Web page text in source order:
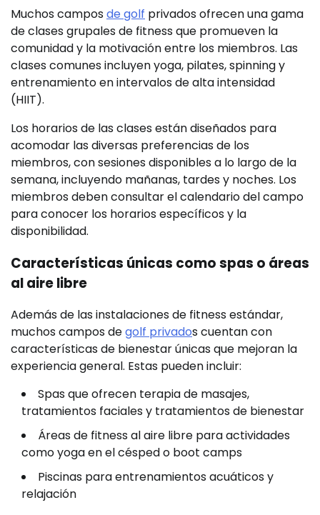
Muchos camposde golf privados ofrecen una gama
de clases grupales de fitness que promueven la
comunidad y la motivación entre los miembros. Las
clases comunes incluyen yoga, pilates, spinning y
entrenamiento en intervalos de alta intensidad
(HIIT).
Los horarios de las clases están diseñados para
acomodar las diversas preferencias de los
miembros, con sesiones disponibles a lo largo de la
semana, incluyendo mañanas, tardes y noches. Los
miembros deben consultar el calendario del campo
para conocer los horarios específicos y la
disponibilidad.
Características únicas como spas o áreas
al aire libre
Además de las instalaciones de fitness estándar,
muchos campos degolf privados cuentan con
características de bienestar únicas que mejoran la
experiencia general. Estas pueden incluir:
Spas que ofrecen terapia de masajes,
tratamientos faciales y tratamientos de bienestar
Áreas de fitness al aire libre para actividades
como yoga en el césped o boot camps
Piscinas para entrenamientos acuáticos y
relajación